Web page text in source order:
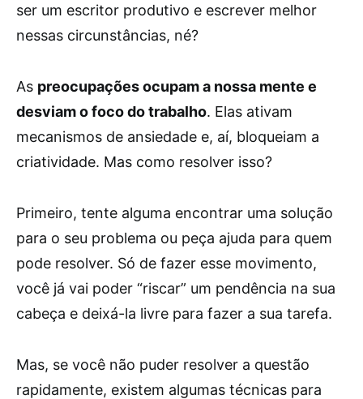
ser um escritor produtivo e escrever melhor
nessas circunstâncias, né?
As preocupações ocupam a nossa mente e
desviam o foco do trabalho. Elas ativam
mecanismos de ansiedade e, aí, bloqueiam a
criatividade. Mas como resolver isso?
Primeiro, tente alguma encontrar uma solução
para o seu problema ou peça ajuda para quem
pode resolver. Só de fazer esse movimento,
você já vai poder “riscar” um pendência na sua
cabeça e deixá-la livre para fazer a sua tarefa.
Mas, se você não puder resolver a questão
rapidamente, existem algumas técnicas para